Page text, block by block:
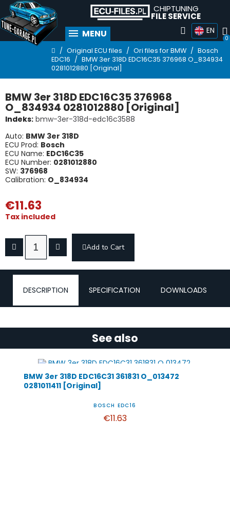
CHIPTUNING
FILE SERVICE
MENU EN
Original ECU files Ori files for BMW
Bosch
EDC16
BMW 3er 318D EDC16C35 376968 O_834934
0281012880 [Original]
BMW 3er 318D EDC16C35 376968
O_834934 0281012880 [Original]
Indeks bmw-3er-318d-edc16c3588
Auto: BMW 3er 318D
ECU Prod: Bosch
ECU Name: EDC16C35
ECU Number: 0281012880
SW: 376968
Calibration: O_834934
€11.63
Tax included
Add to Cart
DESCRIPTION SPECIFICATION DOWNLOADS
See also
BMW 3er 318D EDC16C31 361831 O_013472
0281011411 [Original]
BOSCH EDC16
€11.63